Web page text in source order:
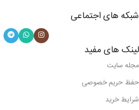
شبکه های اجتماعی
لینک های مفید
مجله سایت
حفظ حریم خصوصی
شرایط خرید